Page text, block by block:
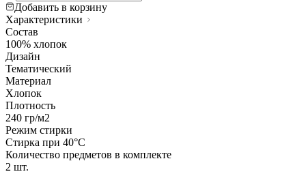
Добавить в корзину
Характеристики
Состав
100% хлопок
Дизайн
Тематический
Материал
Хлопок
Плотность
240 гр/м2
Режим стирки
Стирка при 40°С
Количество предметов в комплекте
2 шт.